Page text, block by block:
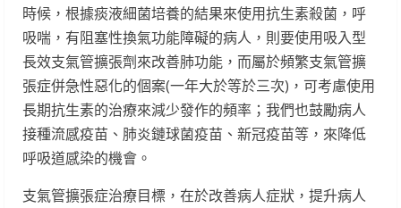
時候，根據痰液細菌培養的結果來使用抗生素殺菌，呼
吸喘，有阻塞性換氣功能障礙的病人，則要使用吸入型
長效支氣管擴張劑來改善肺功能，而屬於頻繁支氣管擴
張症併急性惡化的個案(一年大於等於三次)，可考慮使用
長期抗生素的治療來減少發作的頻率；我們也鼓勵病人
接種流感疫苗、肺炎鏈球菌疫苗、新冠疫苗等，來降低
呼吸道感染的機會。
支氣管擴張症治療目標，在於改善病人症狀，提升病人